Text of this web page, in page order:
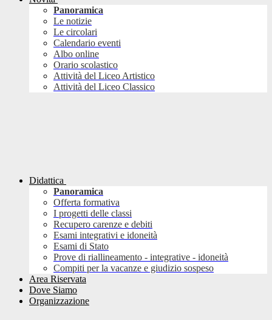
Panoramica
Le notizie
Le circolari
Calendario eventi
Albo online
Orario scolastico
Attività del Liceo Artistico
Attività del Liceo Classico
Didattica
Panoramica
Offerta formativa
I progetti delle classi
Recupero carenze e debiti
Esami integrativi e idoneità
Esami di Stato
Prove di riallineamento - integrative - idoneità
Compiti per la vacanze e giudizio sospeso
Area Riservata
Dove Siamo
Organizzazione